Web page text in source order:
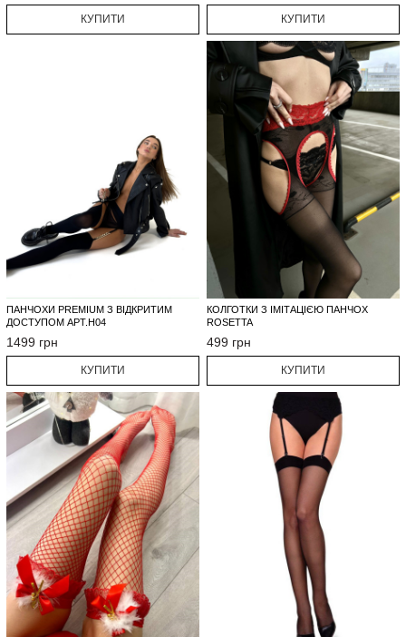
КУПИТИ КУПИТИ
ПАНЧОХИ PREMIUM З ВІДКРИТИМ
ДОСТУПОМ АРТ.H04
1499 грн
КУПИТИ
КОЛГОТКИ З ІМІТАЦІЄЮ ПАНЧОХ
ROSETTA
499 грн
КУПИТИ